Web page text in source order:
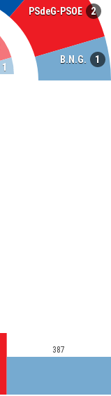
PSdeG-PSOE 2
B.N.G. 1
1
387